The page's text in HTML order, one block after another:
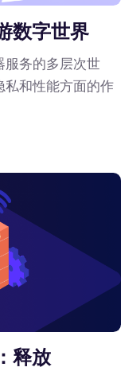
数字世界
服务的多层次世
私和性能方面的作
释放